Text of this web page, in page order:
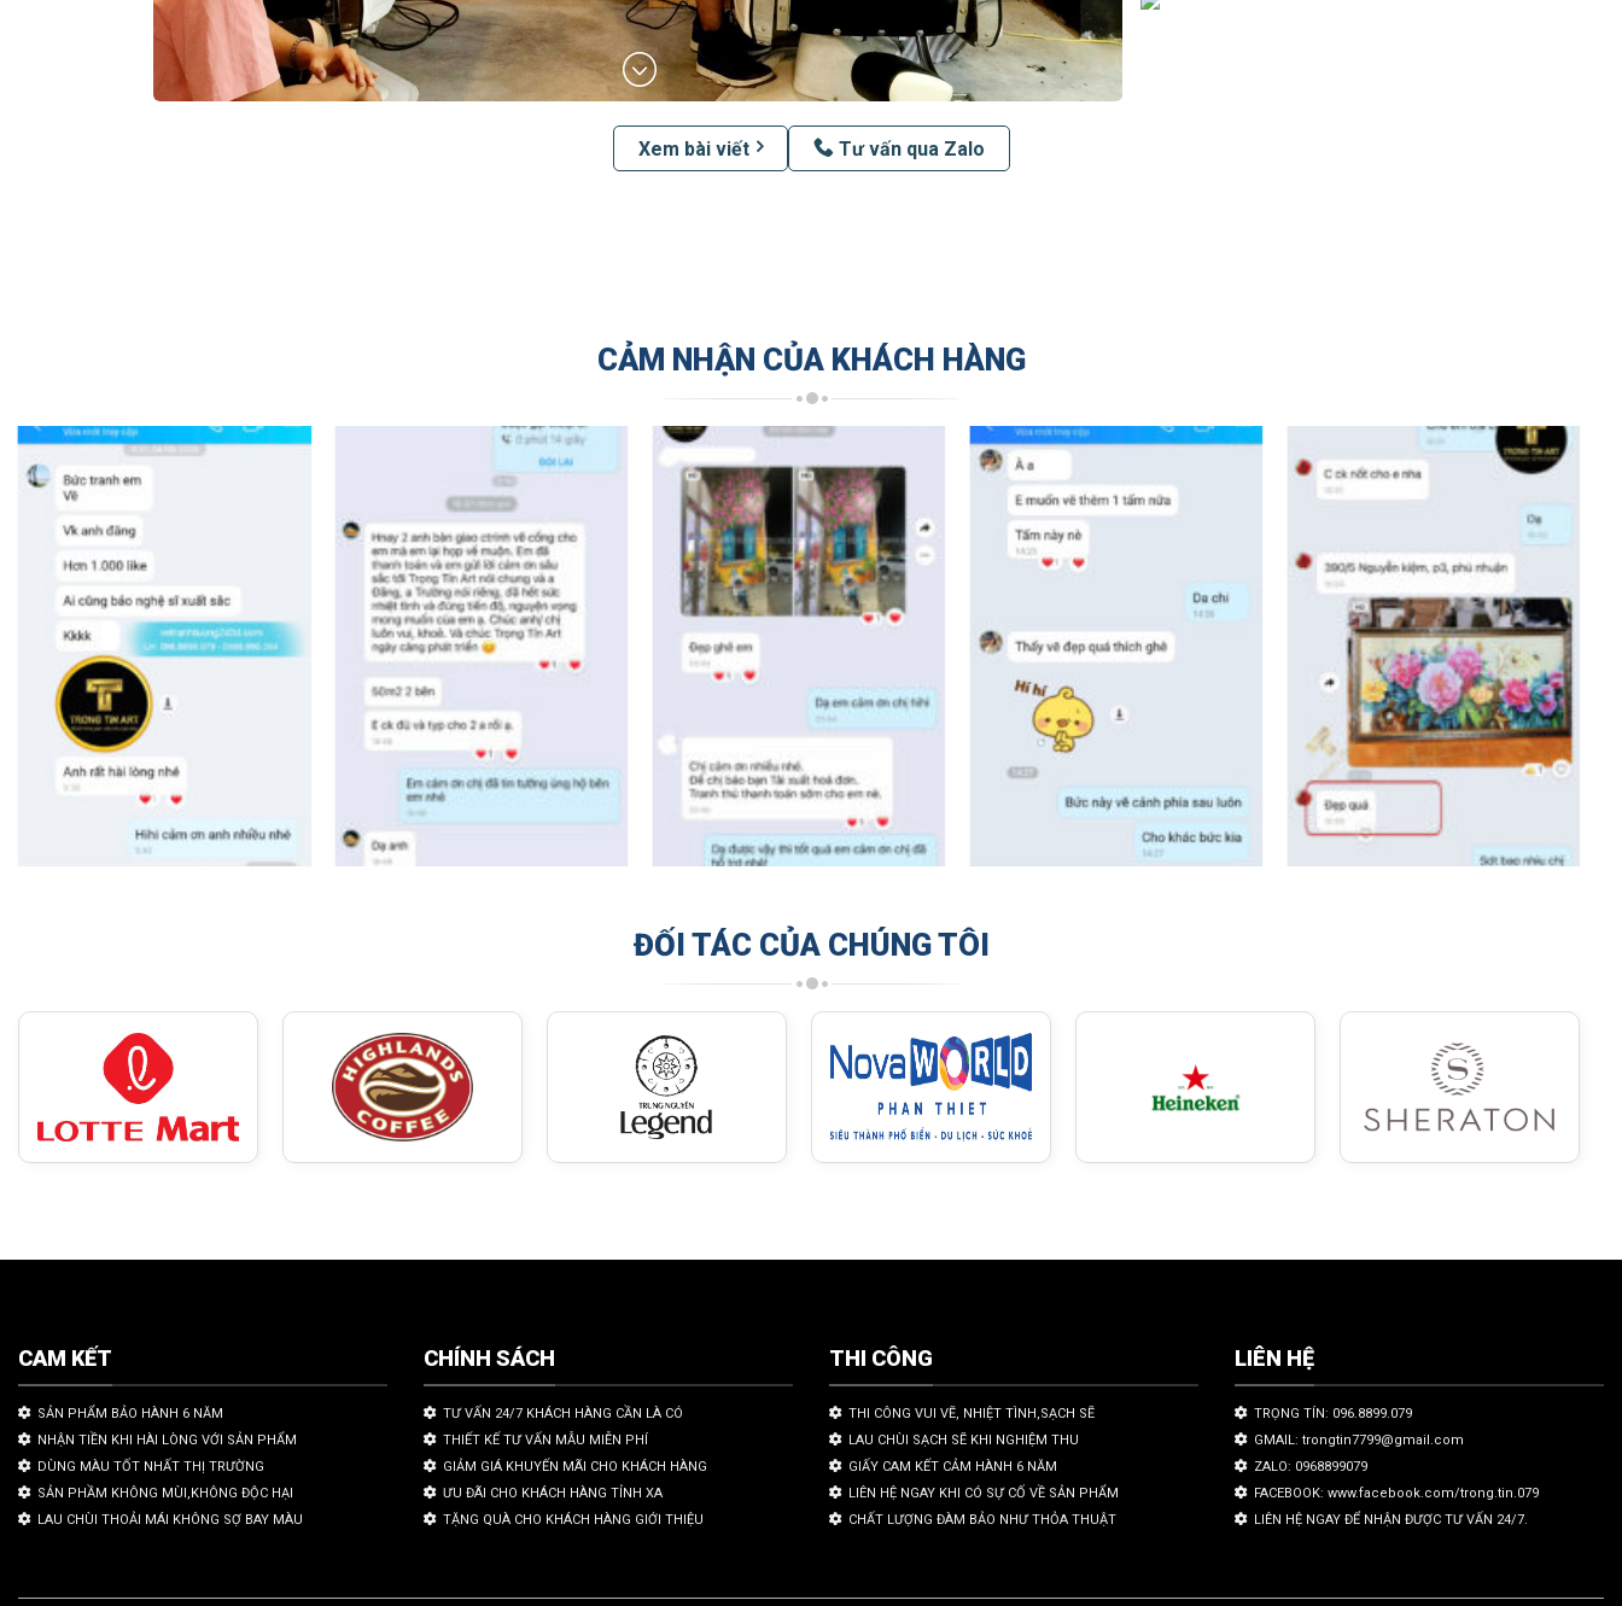
Xem bài viết Tư vấn qua Zalo
CẢM NHẬN CỦA KHÁCH HÀNG
ĐỐI TÁC CỦA CHÚNG TÔI
CAM KẾT
SẢN PHẨM BẢO HÀNH 6 NĂM
NHẬN TIỀN KHI HÀI LÒNG VỚI SẢN PHẨM
DÙNG MÀU TỐT NHẤT THỊ TRƯỜNG
SẢN PHẦM KHÔNG MÙI,KHÔNG ĐỘC HẠI
LAU CHÙI THOẢI MÁI KHÔNG SỢ BAY MÀU
CHÍNH SÁCH
TƯ VẤN 24/7 KHÁCH HÀNG CẦN LÀ CÓ
THIẾT KẾ TƯ VẤN MẪU MIỄN PHÍ
GIẢM GIÁ KHUYẾN MÃI CHO KHÁCH HÀNG
ƯU ĐÃI CHO KHÁCH HÀNG TỈNH XA
TẶNG QUÀ CHO KHÁCH HÀNG GIỚI THIỆU
THI CÔNG
THI CÔNG VUI VẼ, NHIỆT TÌNH,SẠCH SẼ
LAU CHÙI SẠCH SẼ KHI NGHIỆM THU
GIẤY CAM KẾT CẢM HÀNH 6 NĂM
LIÊN HỆ NGAY KHI CÓ SỰ CỐ VỀ SẢN PHẨM
CHẤT LƯỢNG ĐÀM BẢO NHƯ THỎA THUẬT
LIÊN HỆ
TRỌNG TÍN: 096.8899.079
GMAIL: trongtin7799@gmail.com
ZALO: 0968899079
FACEBOOK: www.facebook.com/trong.tin.079
LIÊN HỆ NGAY ĐỂ NHẬN ĐƯỢC TƯ VẤN 24/7.